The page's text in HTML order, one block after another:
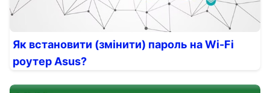
Як встановити (змінити) пароль на Wi-Fi
роутер Asus?